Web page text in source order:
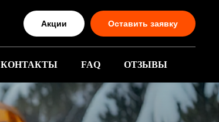
Акции Оставить заявку
КОНТАКТЫ FAQ ОТЗЫВЫ